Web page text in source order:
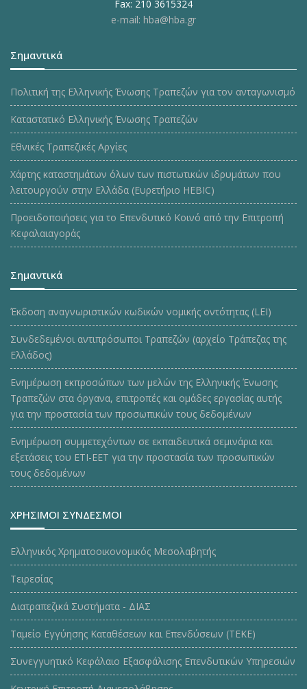
Fax: 210 3615324
e-mail: hba@hba.gr
Σημαντικά
Πολιτική της Ελληνικής Ένωσης Τραπεζών για τον ανταγωνισμό
Καταστατικό Ελληνικής Ένωσης Τραπεζών
Εθνικές Τραπεζικές Αργίες
Χάρτης καταστημάτων όλων των πιστωτικών ιδρυμάτων που
λειτουργούν στην Ελλάδα (Ευρετήριο HEBIC)
Προειδοποιήσεις για το Επενδυτικό Κοινό από την Επιτροπή
Κεφαλαιαγοράς
Σημαντικά
Έκδοση αναγνωριστικών κωδικών νομικής οντότητας (LEI)
Συνδεδεμένοι αντιπρόσωποι Τραπεζών (αρχείο Τράπεζας της
Ελλάδος)
Ενημέρωση εκπροσώπων των μελών της Ελληνικής Ένωσης
Τραπεζών στα όργανα, επιτροπές και ομάδες εργασίας αυτής
για την προστασία των προσωπικών τους δεδομένων
Ενημέρωση συμμετεχόντων σε εκπαιδευτικά σεμινάρια και
εξετάσεις του ΕΤΙ-ΕΕΤ για την προστασία των προσωπικών
τους δεδομένων
ΧΡΗΣΙΜΟΙ ΣΥΝΔΕΣΜΟΙ
Ελληνικός Χρηματοοικονομικός Μεσολαβητής
Τειρεσίας
Διατραπεζικά Συστήματα - ΔΙΑΣ
Ταμείο Εγγύησης Καταθέσεων και Επενδύσεων (ΤΕΚE)
Συνεγγυητικό Κεφάλαιο Εξασφάλισης Επενδυτικών Υπηρεσιών